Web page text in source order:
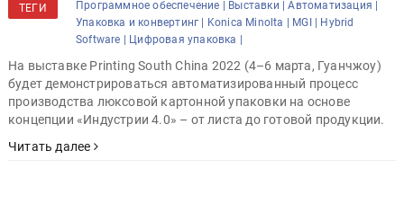
ТЕГИ Программное обеспечение | Выставки |
Автоматизация |
Упаковка и конвертинг |
Konica Minolta | MGI |
Hybrid
Software |
Цифровая упаковка |
На выставке Printing South China 2022 (4–6 марта, Гуанчжоу)
будет демонстрироваться автоматизированный процесс
производства люксовой картонной упаковки на основе
концепции «Индустрии 4.0» – от листа до готовой продукции.
Читать далее